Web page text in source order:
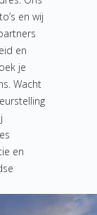
en wij
en
je
Wacht
en